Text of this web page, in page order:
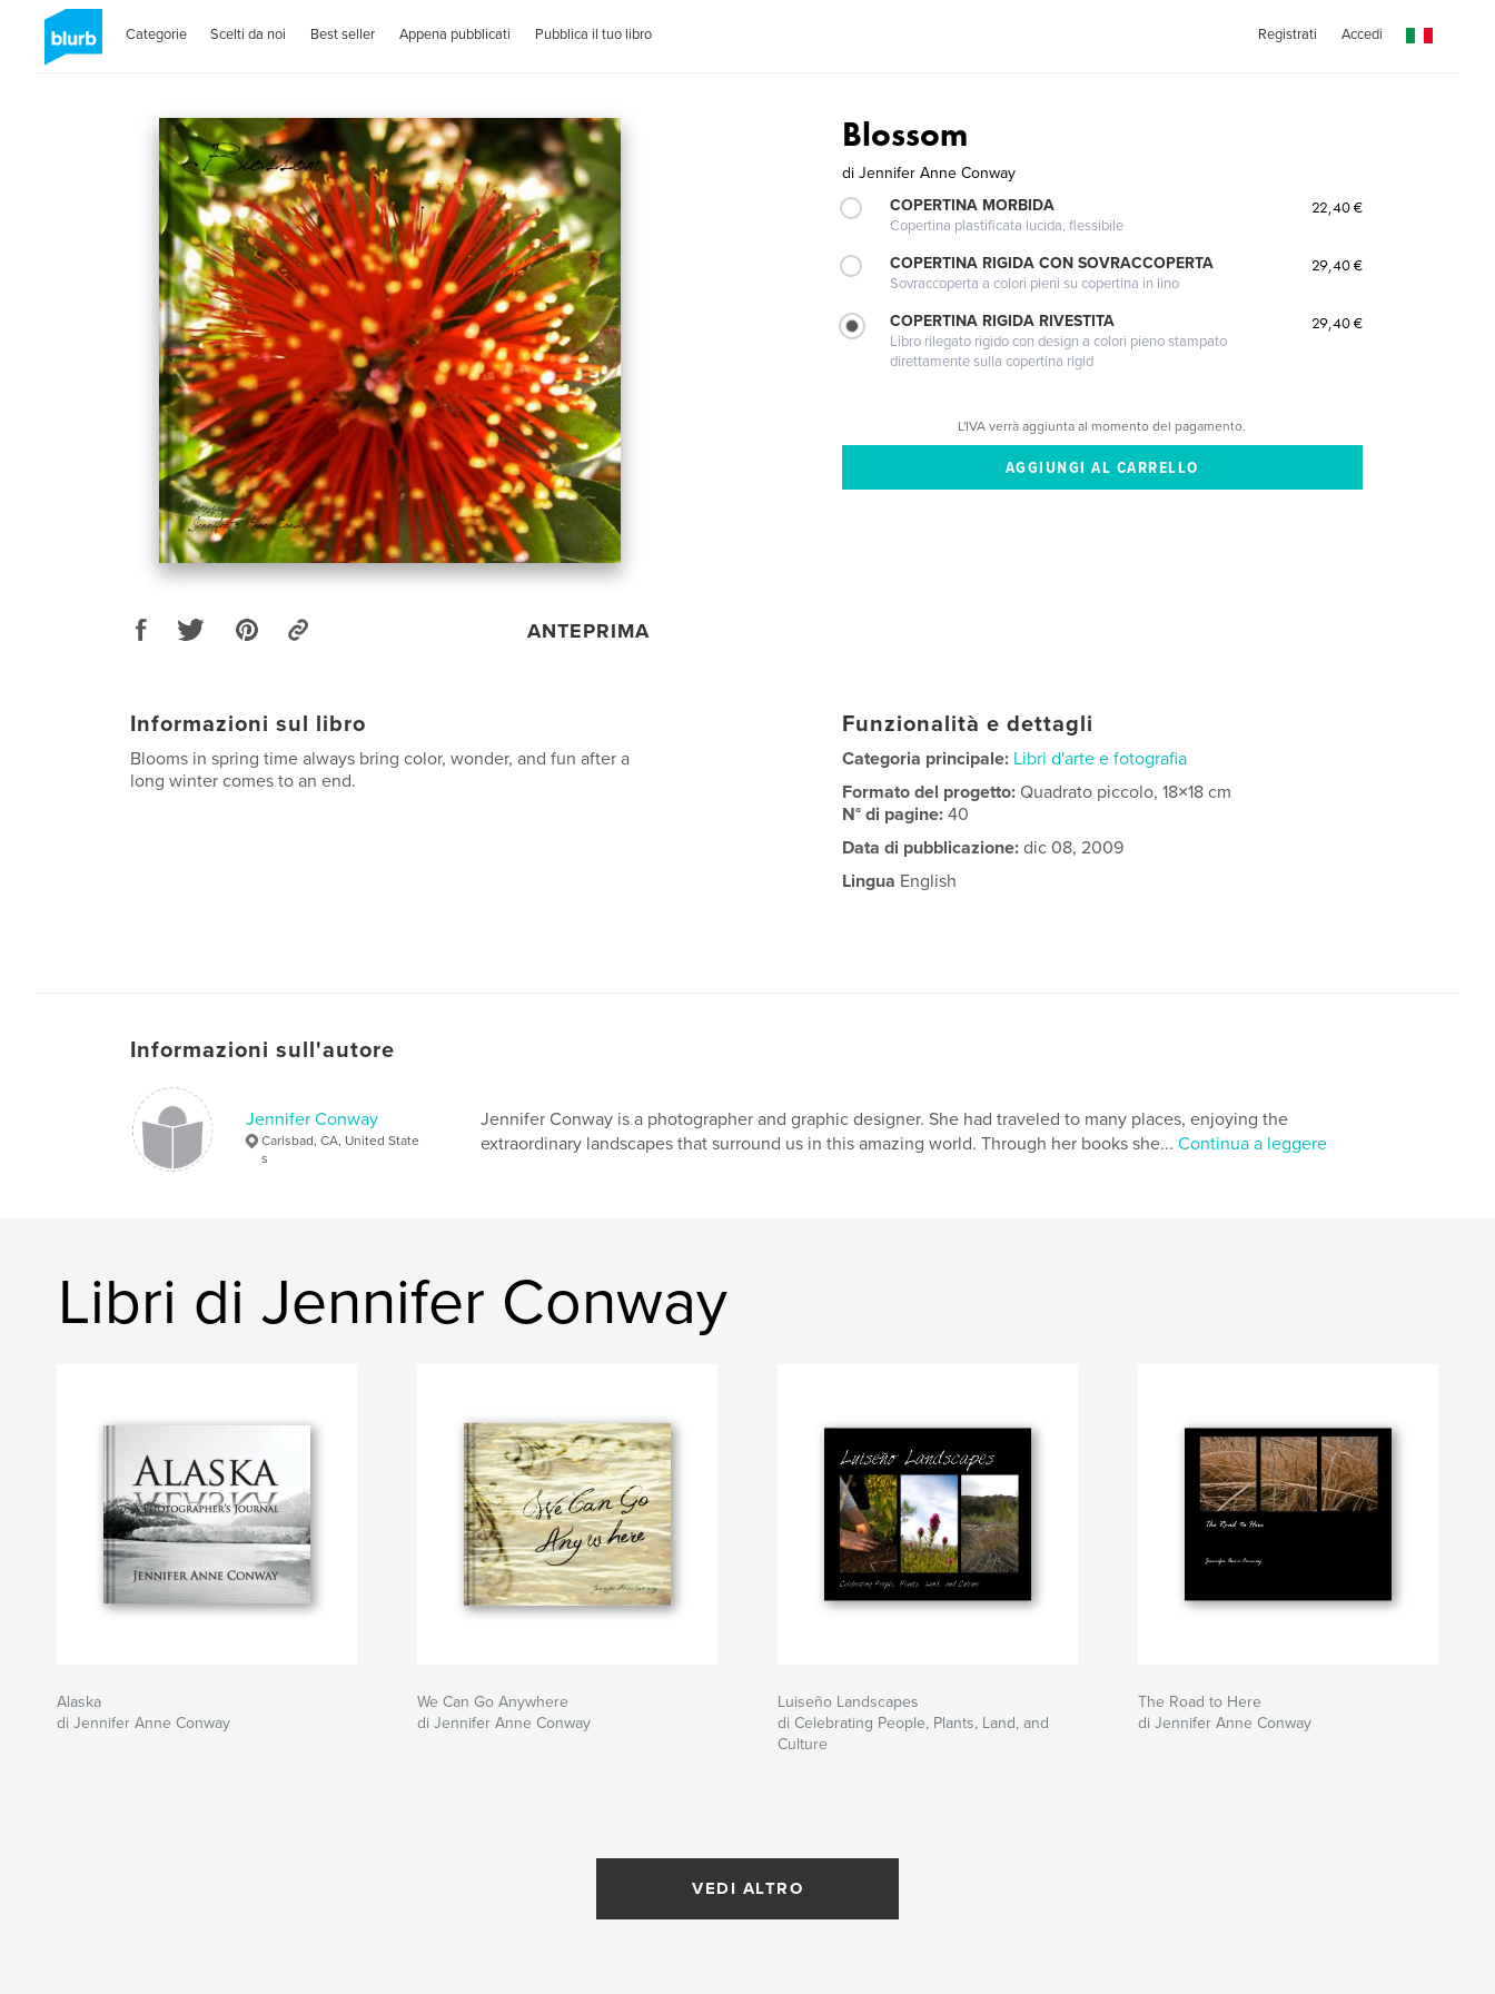
Categorie Scelti da noi Best seller Appena pubblicati Pubblica il tuo libro Registrati Accedi
ANTEPRIMA
Blossom
di Jennifer Anne Conway
COPERTINA MORBIDA
Copertina plastificata lucida, flessibile
22,40 €
COPERTINA RIGIDA CON SOVRACCOPERTA
Sovraccoperta a colori pieni su copertina in lino
29,40 €
COPERTINA RIGIDA RIVESTITA
Libro rilegato rigido con design a colori pieno stampato
direttamente sulla copertina rigid
29,40 €
L'IVA verrà aggiunta al momento del pagamento.
Informazioni sul libro
Blooms in spring time always bring color, wonder, and fun after a
long winter comes to an end.
Funzionalità e dettagli
Categoria principale: Libri d'arte e fotografia
Formato del progetto:Quadrato piccolo, 18×18 cm
N° di pagine:40
Data di pubblicazione: dic 08, 2009
Lingua English
Informazioni sull'autore
Jennifer Conway
Carlsbad, CA, United State
s
Jennifer Conway is a photographer and graphic designer. She had traveled to many places, enjoying the
extraordinary landscapes that surround us in this amazing world. Through her books she... Continua a leggere
Libri di Jennifer Conway
Alaska
di Jennifer Anne Conway
We Can Go Anywhere
di Jennifer Anne Conway
Luiseño Landscapes
di Celebrating People, Plants, Land, and
Culture
The Road to Here
di Jennifer Anne Conway
VEDI ALTRO